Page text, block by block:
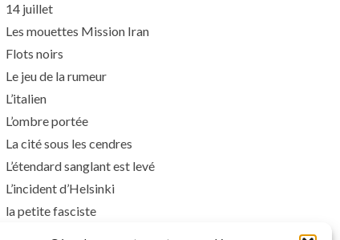
14 juillet
Les mouettes Mission Iran
Flots noirs
Le jeu de la rumeur
L’italien
L’ombre portée
La cité sous les cendres
L’étendard sanglant est levé
L’incident d’Helsinki
la petite fasciste